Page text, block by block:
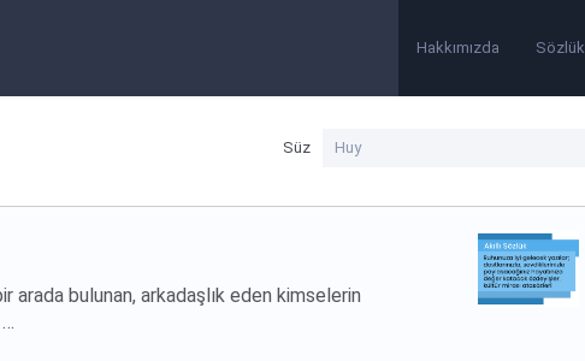
Hakkımızda Sözlük
Süz
arada bulunan, arkadaşlık eden kimselerin
…